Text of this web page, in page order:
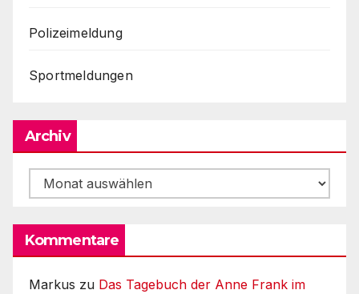
Polizeimeldung
Sportmeldungen
Archiv
Archiv
Kommentare
Markus zu Das Tagebuch der Anne Frank im